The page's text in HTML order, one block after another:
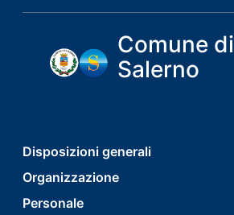
Comune di
Salerno
footer
menu
Disposizioni generali
Organizzazione
Personale